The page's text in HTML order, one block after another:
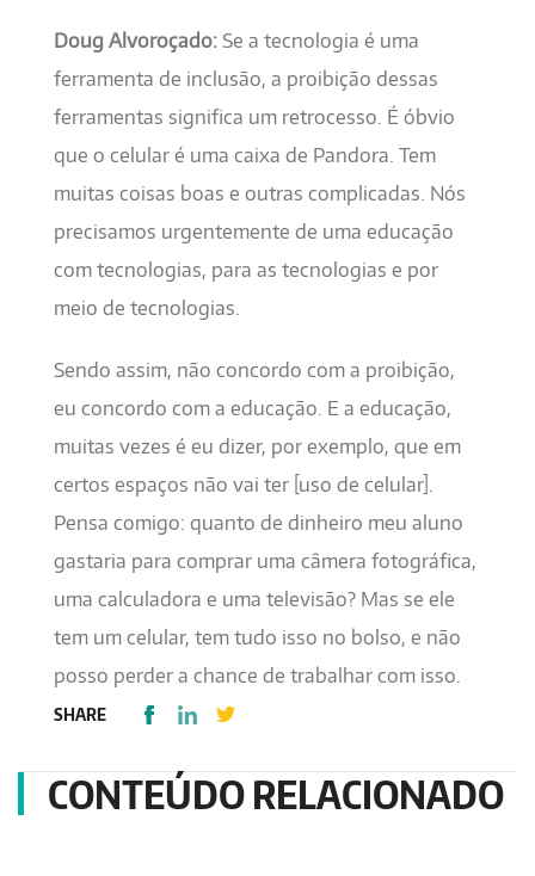
Doug Alvoroçado: Se a tecnologia é uma
ferramenta de inclusão, a proibição dessas
ferramentas significa um retrocesso. É óbvio
que o celular é uma caixa de Pandora. Tem
muitas coisas boas e outras complicadas. Nós
precisamos urgentemente de uma educação
com tecnologias, para as tecnologias e por
meio de tecnologias.
Sendo assim, não concordo com a proibição,
eu concordo com a educação. E a educação,
muitas vezes é eu dizer, por exemplo, que em
certos espaços não vai ter [uso de celular].
Pensa comigo: quanto de dinheiro meu aluno
gastaria para comprar uma câmera fotográfica,
uma calculadora e uma televisão? Mas se ele
tem um celular, tem tudo isso no bolso, e não
posso perder a chance de trabalhar com isso.
SHARE
CONTEÚDO RELACIONADO